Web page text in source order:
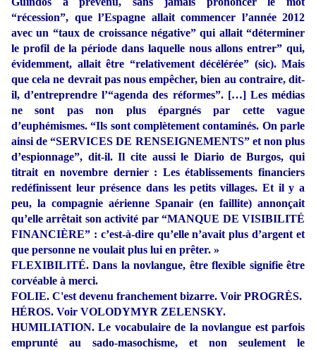
“récession”, que l’Espagne allait commencer l’année 2012
avec un “taux de croissance négative” qui allait “déterminer
le profil de la période dans laquelle nous allons entrer” qui,
évidemment, allait être “relativement décélérée” (sic). Mais
que cela ne devrait pas nous empêcher, bien au contraire, dit-
il, d’entreprendre l’“agenda des réformes”. […] Les médias
ne sont pas non plus épargnés par cette vague
d’euphémismes. “Ils sont complètement contaminés. On parle
ainsi de “SERVICES DE RENSEIGNEMENTS” et non plus
d’espionnage”, dit-il. Il cite aussi le Diario de Burgos, qui
titrait en novembre dernier : Les établissements financiers
redéfinissent leur présence dans les petits villages. Et il y a
peu, la compagnie aérienne Spanair (en faillite) annonçait
qu’elle arrêtait son activité par “MANQUE DE VISIBILITÉ
FINANCIÈRE” : c’est-à-dire qu’elle n’avait plus d’argent et
que personne ne voulait plus lui en prêter. »
FLEXIBILITÉ. Dans la novlangue, être flexible signifie être
corvéable à merci.
FOLIE. C'est devenu franchement bizarre. Voir PROGRÈS.
HÉROS. Voir VOLODYMYR ZELENSKY.
HUMILIATION. Le vocabulaire de la novlangue est parfois
emprunté au sado-masochisme, et non seulement le